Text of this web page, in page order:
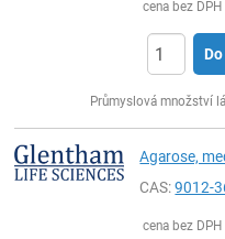
cena bez DPH
Průmyslová množství
Agarose,
CAS:9012-
cena bez DPH